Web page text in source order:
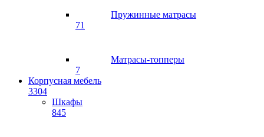
Пружинные матрасы
71
Матрасы-топперы
7
Корпусная мебель
3304
Шкафы
845